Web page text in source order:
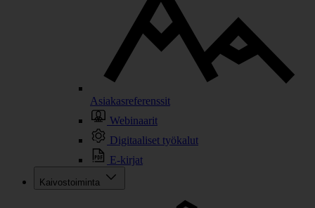
Asiakasreferenssit
Webinaarit
Digitaaliset työkalut
E-kirjat
Kaivostoiminta